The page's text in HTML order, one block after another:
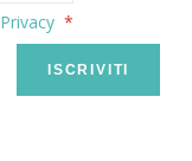
Privacy
ISCRIVITI